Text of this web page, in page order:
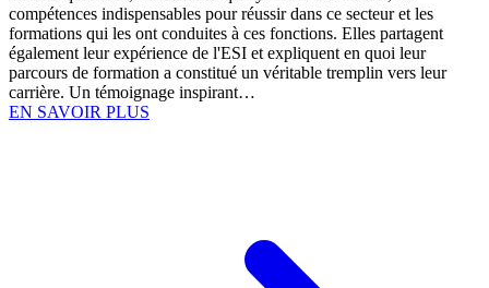
compétences indispensables pour réussir dans ce secteur et les
formations qui les ont conduites à ces fonctions. Elles partagent
également leur expérience de l'ESI et expliquent en quoi leur
parcours de formation a constitué un véritable tremplin vers leur
carrière. Un témoignage inspirant…
EN SAVOIR PLUS